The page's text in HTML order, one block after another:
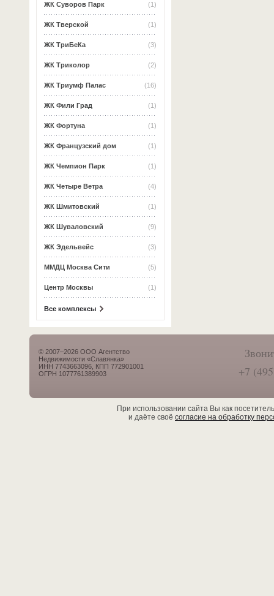
(1)
ЖК Суворов Парк
(1)
ЖК Тверской
(3)
ЖК ТриБеКа
(2)
ЖК Триколор
(16)
ЖК Триумф Палас
(1)
ЖК Фили Град
(1)
ЖК Фортуна
(1)
ЖК Французский дом
(1)
ЖК Чемпион Парк
(4)
ЖК Четыре Ветра
(1)
ЖК Шмитовский
(9)
ЖК Шуваловский
(3)
ЖК Эдельвейс
(5)
ММДЦ Москва Сити
(1)
Центр Москвы
Все комплексы
© 2007–2026 ООО Агентство
Недвижимости «Славянка»
ИНН 7743663096, КПП 772901001
ОГРН 1077761389903
+7
При использовании сайта Вы как
и даёте своё согласие на обработку